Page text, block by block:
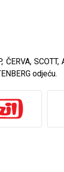
SCOTT,
odjeću.